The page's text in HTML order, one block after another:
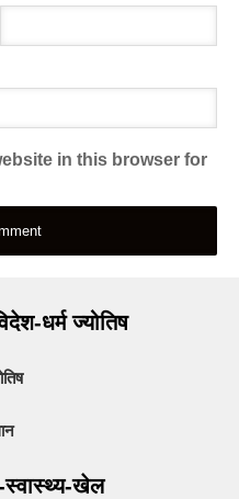
in this browser for
धर्म ज्योतिष
स्वास्थ्य-खेल